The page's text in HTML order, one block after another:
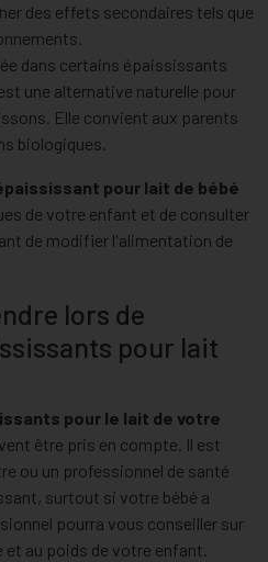
des effets secondaires tels que
dans certains épaississants
une alternative naturelle pour
Elle convient aux parents
biologiques.
pour lait de bébé
de votre enfant et de consulter
de modifier l'alimentation de
lors de
pour lait
pour le lait de votre
être pris en compte. Il est
ou un professionnel de santé
surtout si votre bébé a
pourra vous conseiller sur
au poids de votre enfant.